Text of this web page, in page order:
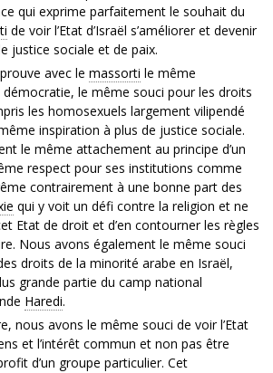
qui exprime parfaitement le souhait du
de voir l’Etat d’Israël s’améliorer et devenir
justice sociale et de paix.
avec le massorti le même
le même souci pour les droits
les homosexuels largement vilipendé
inspiration à plus de justice sociale.
le même attachement au principe d’un
respect pour ses institutions comme
contrairement à une bonne part des
qui y voit un défi contre la religion et ne
Etat de droit et d’en contourner les règles
Nous avons également le même souci
droits de la minorité arabe en Israël,
grande partie du camp national
Haredi.
nous avons le même souci de voir l’Etat
et l’intérêt commun et non pas être
d’un groupe particulier. Cet